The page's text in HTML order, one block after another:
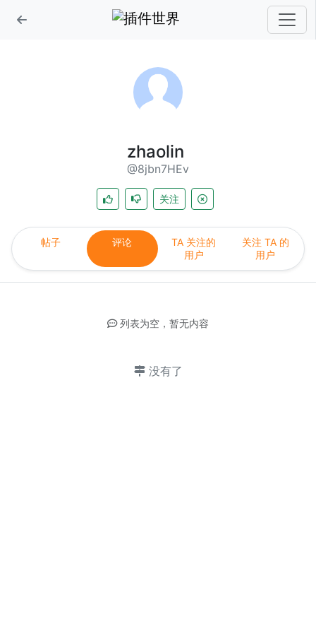
zhaolin
@8jbn7HEv
关注
帖子 评论
TA 关注的
用户
关注 TA 的
用户
列表为空，暂无内容
没有了